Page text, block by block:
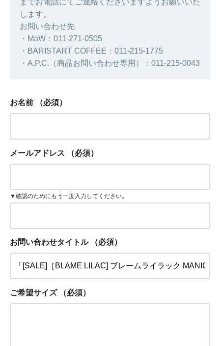
までお電話にてご連絡くださいますようお願いいた
します。
お問い合わせ先
・MaW：011-271-0505
・BARISTART COFFEE：011-215-1775
・A.P.C.（商品お問い合わせ専用）：011-215-0043
お名前 （必須）
メールアドレス （必須）
▼確認のためにもう一度入力してください。
お問い合わせタイトル （必須）
ご希望サイズ （必須）